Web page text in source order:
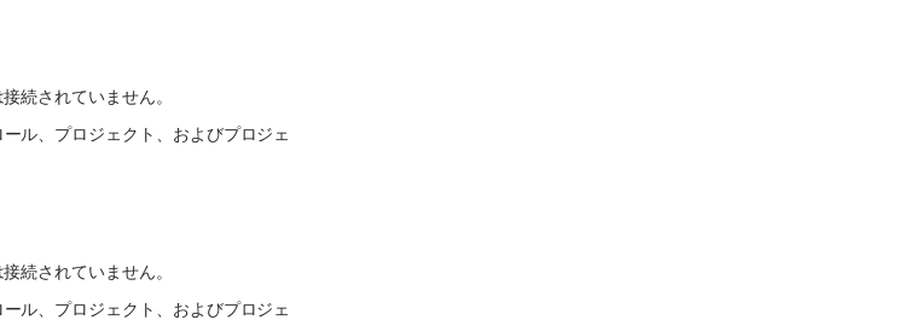
続されていません。
ル、プロジェクト、およびプロジェ
続されていません。
ル、プロジェクト、およびプロジェ